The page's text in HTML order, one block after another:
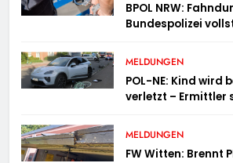
BPOL NRW:
Bundespolizei
MELDUNGEN
POL-NE: Kind wird
verletzt – Ermittler
MELDUNGEN
FW Witten: Brennt